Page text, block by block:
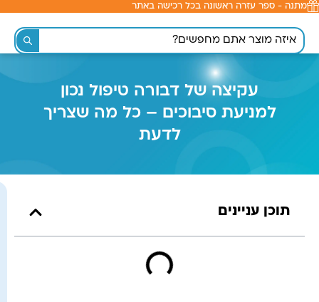
לתוכן
מתנה - ספר עזרה ראשונה בכל רכישה באתר
עקיצה של דבורה טיפול נכון
למניעת סיבוכים – כל מה שצריך
לדעת
תוכן עניינים